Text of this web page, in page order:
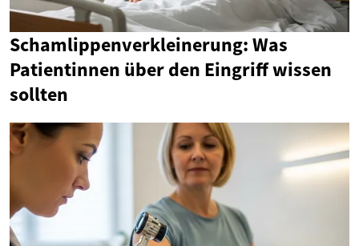
Schamlippenverkleinerung: Was
Patientinnen über den Eingriff wissen
sollten